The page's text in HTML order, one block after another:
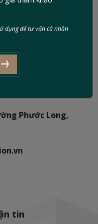
Phước Long,
tin
dụng để tư vấn cá nhân